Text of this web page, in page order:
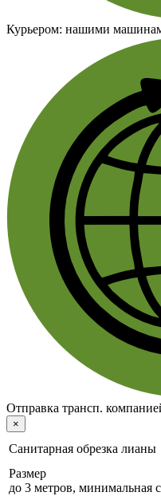
Курьером: нашими
Отправка трансп.
×
Санитарная обрезка лианы
Размер
до 3 метров, минимальная